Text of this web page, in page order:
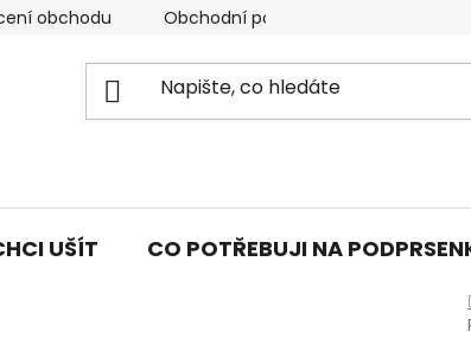
obchodu Obchodní podmínky
UŠÍT CO POTŘEBUJI NA